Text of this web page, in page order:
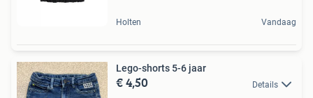
Holten Vandaag
Lego-shorts 5-6 jaar
€ 4,50 Details